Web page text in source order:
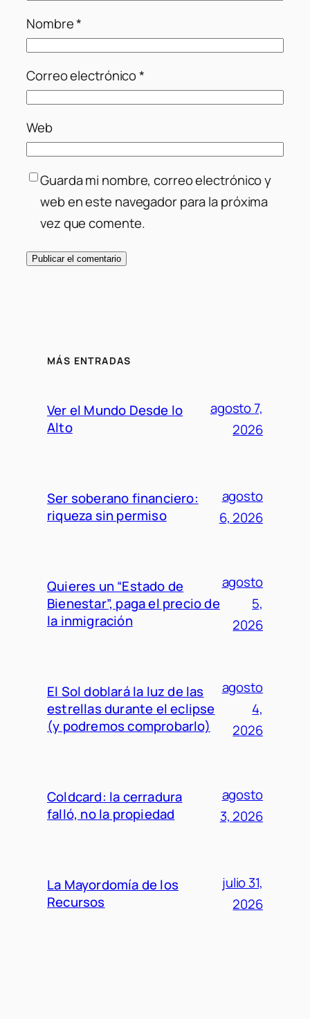
Nombre*
Correo electrónico*
Web
Guarda mi nombre, correo electrónico y
web en este navegador para la próxima
vez que comente.
MÁS ENTRADAS
Ver el Mundo Desde lo
Alto
agosto 7,
2026
Ser soberano financiero:
riqueza sin permiso
agosto
6, 2026
Quieres un “Estado de
Bienestar”, paga el precio de
la inmigración
agosto
5,
2026
El Sol doblará la luz de las
estrellas durante el eclipse
(y podremos comprobarlo)
agosto
4,
2026
Coldcard: la cerradura
falló, no la propiedad
agosto
3, 2026
La Mayordomía de los
Recursos
julio 31,
2026